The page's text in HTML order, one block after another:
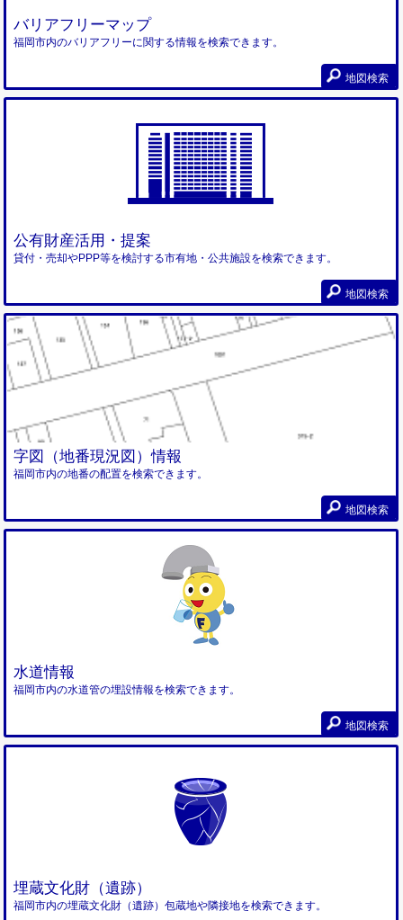
バリアフリーマップ
福岡市内のバリアフリーに関する情報を検索できます。
地図検索
公有財産活用・提案
貸付・売却やPPP等を検討する市有地・公共施設を検索できます。
地図検索
字図（地番現況図）情報
福岡市内の地番の配置を検索できます。
地図検索
水道情報
福岡市内の水道管の埋設情報を検索できます。
地図検索
埋蔵文化財（遺跡）
福岡市内の埋蔵文化財（遺跡）包蔵地や隣接地を検索できます。